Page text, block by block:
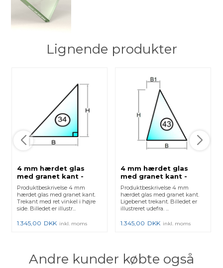
Lignende produkter
4 mm hærdet glas
med granet kant -
Figur 34
Produktbeskrivelse 4 mm
hærdet glas med granet kant.
Trekant med ret vinkel i højre
side. Billedet er illustr...
1.345,00 DKK inkl. moms
4 mm hærdet glas
med granet kant -
Figur 43
Produktbeskrivelse 4 mm
hærdet glas med granet kant.
Ligebenet trekant. Billedet er
illustreret udefra. ...
1.345,00 DKK inkl. moms
Andre kunder købte også